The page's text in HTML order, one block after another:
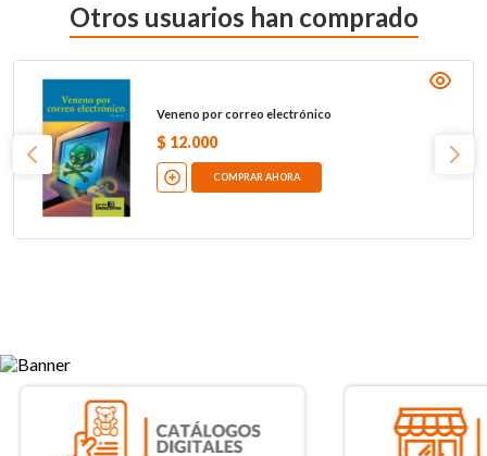
Otros usuarios han comprado
Veneno por correo electrónico
$ 12.000
COMPRAR AHORA